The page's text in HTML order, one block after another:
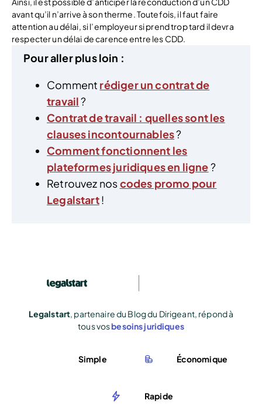
avant qu’il n’arrive à son therme. Toutefois, il faut faire
attention au délai, si l’employeur si prend trop tard il devra
respecter un délai de carence entre les CDD.
Pour aller plus loin :
Comment rédiger un contrat de
travail?
Contrat de travail : quelles sont les
clauses incontournables?
Comment fonctionnent les
plateformes juridiques en ligne?
Retrouvez noscodes promo pour
Legalstart!
Legalstart, partenaire du Blog du Dirigeant, répond à
tous vosbesoins juridiques
Simple Économique
Rapide